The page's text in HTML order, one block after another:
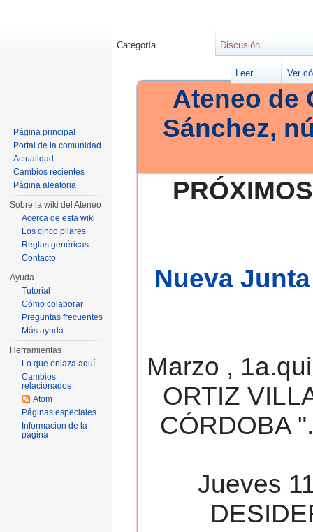
Ateneo de
Sánchez,
Nueva
Marzo ,
ORTIZ
CÓRDOBA
Jueves
Categoría Discusión
Leer Ver
Página principal
Portal de la comunidad
Actualidad
Cambios recientes
Página aleatoria
Sobre la wiki del Ateneo
Acerca de esta wiki
Los cinco pilares
Reglas genéricas
Contacto
Ayuda
Tutorial
Cómo colaborar
Preguntas frecuentes
Más ayuda
Herramientas
Lo que enlaza aquí
Cambios
relacionados
Atom
Páginas especiales
Información de la
página